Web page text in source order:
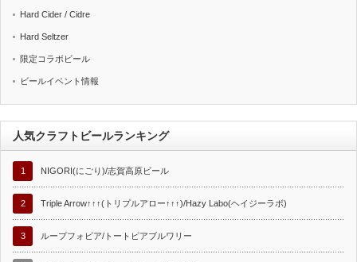
Hard Cider / Cidre
Hard Seltzer
限定コラボビール
ビールイベント情報
人気クラフトビールランキング
1 NIGORI(にごり)/志賀高原ビール
2 Triple Arrow↑↑↑(トリプルアロー↑↑↑)/Hazy Labo(ヘイジーラボ)
3 ループフォビア/トートピアブルワリー